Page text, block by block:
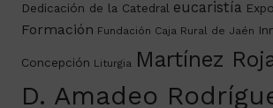
Dedicación de la Catedral eucaristía
Formación Fundación Caja Rural de Jaén
Concepción Liturgia Martínez
D. Amadeo